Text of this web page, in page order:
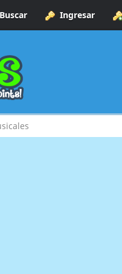
Buscar Ingresar